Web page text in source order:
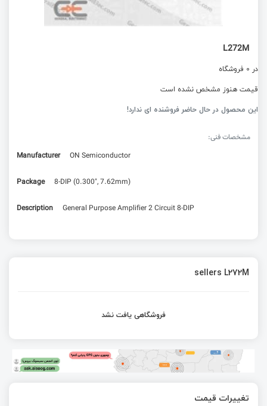
L272M
در 0 فروشگاه
قیمت هنوز مشخص نشده است
این محصول در حال حاضر فروشنده ای ندارد!
مشخصات فنی:
Manufacturer
ON Semiconductor
Package 8-DIP (0.300", 7.62mm)
Description General Purpose Amplifier 2 Circuit 8-DIP
sellers L272M
فروشگاهی یافت نشد
تغییرات قیمت